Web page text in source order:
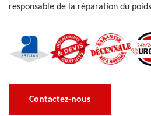
responsable de la réparation du
Contactez-nous